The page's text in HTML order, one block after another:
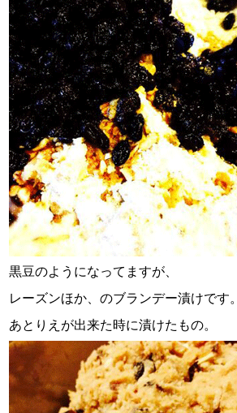
黒豆のようになってますが、
レーズンほか、のブランデー漬けです。
あとりえが出来た時に漬けたもの。